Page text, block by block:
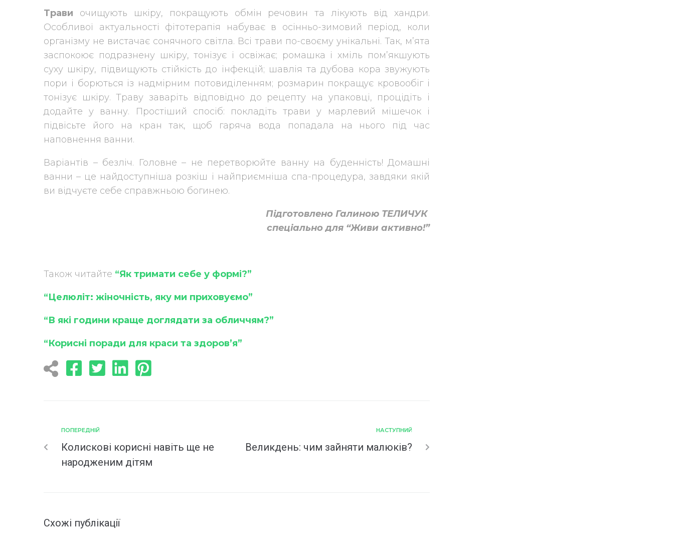
Трави очищують шкіру, покращують обмін речовин та лікують від хандри.
Особливої актуальності фітотерапія набуває в осінньо-зимовий період, коли
організму не вистачає сонячного світла. Всі трави по-своєму унікальні. Так, м’ята
заспокоює подразнену шкіру, тонізує і освіжає; ромашка і хміль пом’якшують
суху шкіру, підвищують стійкість до інфекцій; шавлія та дубова кора звужують
пори і борються із надмірним потовиділенням; розмарин покращує кровообіг і
тонізує шкіру. Траву заваріть відповідно до рецепту на упаковці, процідіть і
додайте у ванну. Простіший спосіб: покладіть трави у марлевий мішечок і
підвісьте його на кран так, щоб гаряча вода попадала на нього під час
наповнення ванни.
Варіантів – безліч. Головне – не перетворюйте ванну на буденність! Домашні
ванни – це найдоступніша розкіш і найприємніша спа-процедура, завдяки якій
ви відчуєте себе справжньою богинею.
Підготовлено Галиною ТЕЛИЧУК
спеціально для “Живи активно!”
Також читайте “Як тримати себе у формі?”
“Целюліт: жіночність, яку ми приховуємо”
“В які години краще доглядати за обличчям?”
“Корисні поради для краси та здоров’я”
ПОПЕРЕДНІЙ
Колискові корисні навіть ще не
народженим дітям
НАСТУПНИЙ
Великдень: чим зайняти малюків?
Схожі публікації